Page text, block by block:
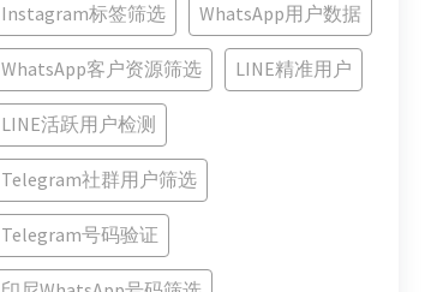
Instagram标签筛选 WhatsApp用户数据
WhatsApp客户资源筛选 LINE精准用户
LINE活跃用户检测
Telegram社群用户筛选
Telegram号码验证